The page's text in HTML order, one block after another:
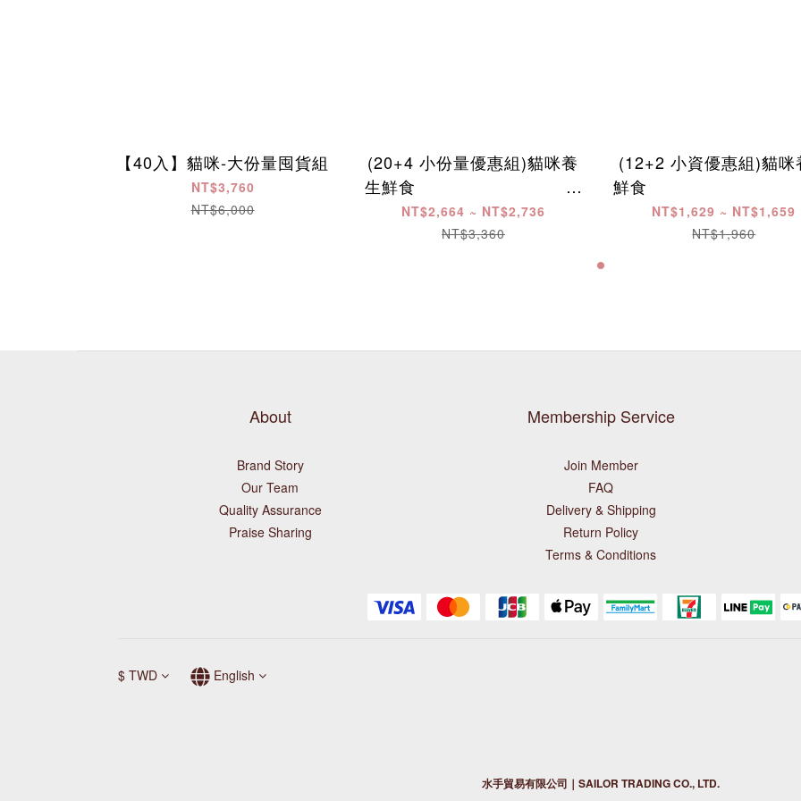
【40入】貓咪-大份量囤貨組
NT$3,760
NT$6,000
(20+4 小份量優惠組)貓咪養
生鮮食 ​ ​ ​ ​ ​ ​ ​ ​ ​ ​ ​ ​ ​ ​ ​ ​ ​ ​ ​ ​ ​ ​ ​ ​ ​ ​ ​ ​ ​ ​ ​
​ ​ ​ ​
NT$2,664 ~ NT$2,736
NT$3,360
(12+2 小資優惠組)貓咪
鮮食
NT$1,629 ~ NT$1,659
NT$1,960
About
Brand Story
Our Team
Quality Assurance
Praise Sharing
Membership Service
Join Member
FAQ
Delivery & Shipping
Return Policy
Terms & Conditions
$ TWD English
水手貿易有限公司｜SAILOR TRADING CO., LTD.